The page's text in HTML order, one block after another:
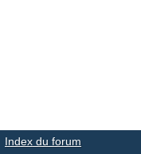
Index du forum